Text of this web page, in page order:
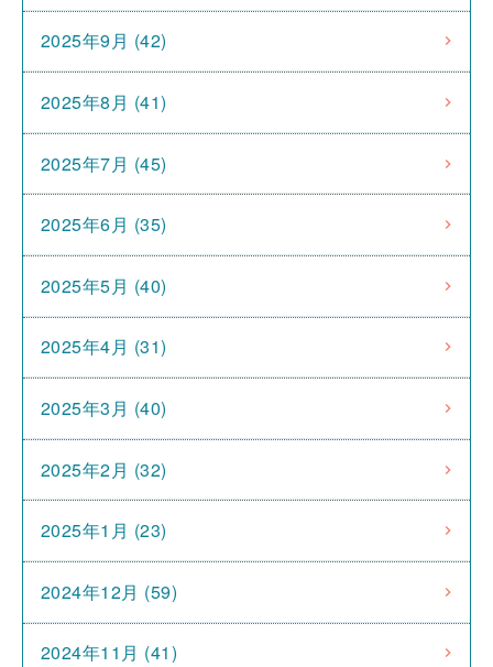
2025年9月 (42)
2025年8月 (41)
2025年7月 (45)
2025年6月 (35)
2025年5月 (40)
2025年4月 (31)
2025年3月 (40)
2025年2月 (32)
2025年1月 (23)
2024年12月 (59)
2024年11月 (41)